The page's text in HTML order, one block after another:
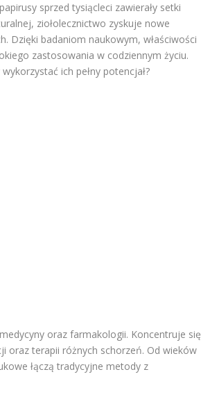
sprzed tysiącleci zawierały setki
ziołolecznictwo zyskuje nowe
Dzięki badaniom naukowym, właściwości
zastosowania w codziennym życiu.
ich pełny potencjał?
oraz farmakologii. Koncentruje się
oraz terapii różnych schorzeń. Od wieków
łączą tradycyjne metody z